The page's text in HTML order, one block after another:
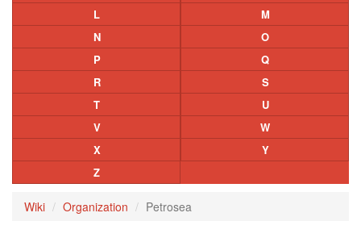
L
M
N
O
P
Q
R
S
T
U
V
W
X
Y
Z
Wiki Organization Petrosea